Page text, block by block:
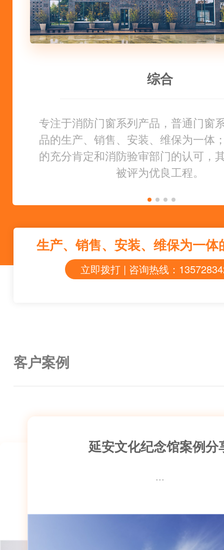
贴心服务
送货及时，产品准时交货。派遣专业
安装，服务更到位，并提供及时响应
解决疑难问题。
综合
专注于消防门窗系列产品，普通门窗
品的生产、销售、安装、维保为一体
的充分肯定和消防验审部门的认可，
被评为优良工程。
产品品质
制作工艺严谨，每一款产品通过检测
窗品牌；拥有自己的生产基地，优良
业的生产设备，消防门制造厂家，
技术团队
公司拥有多人的安装和售后服务团队
准严格培训上岗，拥有多年行业经
心。
贴心服务
送货及时，产品准时交货。派遣专业
安装，服务更到位，并提供及时响应
解决疑难问题。
综合
专注于消防门窗系列产品，普通门窗
品的生产、销售、安装、维保为一体
的充分肯定和消防验审部门的认可，
被评为优良工程。
生产、销售、安装、维保为一体
立即拨打 | 咨询热线：
客户案例
延安文化纪念馆案例分
...